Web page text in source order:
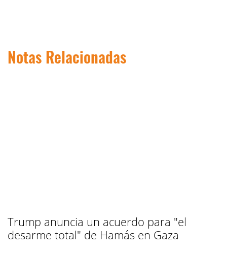
Notas Relacionadas
Trump anuncia un acuerdo para "el
desarme total" de Hamás en Gaza